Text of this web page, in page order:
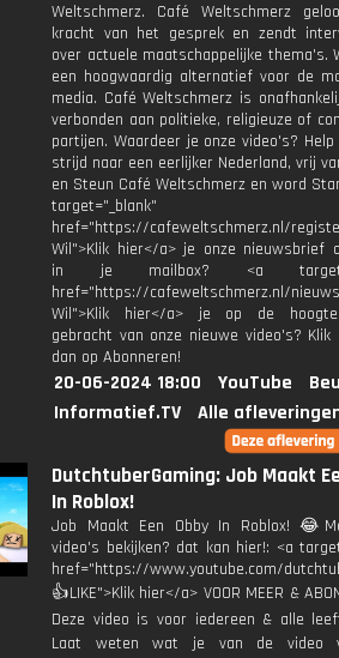
Weltschmerz. Café Weltschmerz
kracht van het gesprek en zendt
over actuele maatschappelijke thema's.
een hoogwaardig alternatief voor de
media. Café Weltschmerz is
verbonden aan politieke, religieuze of
partijen. Waardeer je onze video's?
strijd naar een eerlijker Nederland, vrij
en Steun Café Weltschmerz en word
target="_blank"
href="https://cafeweltschmerz.nl/
Wil">Klik hier</a> je onze nieuwsbrief
in je mailbox? <a
href="https://cafeweltschmerz.nl/
Wil">Klik hier</a> je op de
gebracht van onze nieuwe video's? Klik
dan op Abonneren!
20-06-2024 18:00 YouTube
Informatief.TV
Alle
DutchtuberGaming: Job Maakt
In Roblox!
Job Maakt Een Obby In Roblox!
video's bekijken? dat kan hier!: <a
href="https://www.youtube.com/
👍LIKE">Klik hier</a> VOOR MEER &
Deze video is voor iedereen & alle
Laat weten wat je van de video